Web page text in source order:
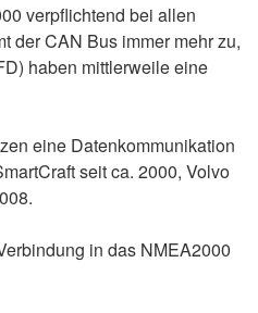
verpflichtend bei allen
der CAN Bus immer mehr zu,
haben mittlerweile eine
eine Datenkommunikation
seit ca. 2000, Volvo
in das NMEA2000